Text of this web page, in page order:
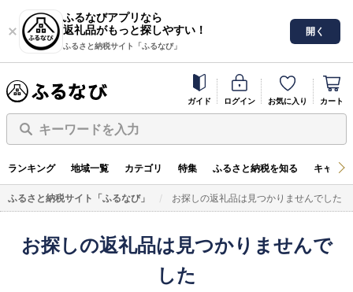
ふるなびアプリなら
返礼品がもっと探しやすい！
ふるさと納税サイト「ふるなび」
開く
ガイド ログイン お気に入り カート
キーワードを入力
ランキング 地域一覧 カテゴリ 特集 ふるさと納税を知る キャン
ふるさと納税サイト「ふるなび」 お探しの返礼品は見つかりませんでした
お探しの返礼品は見つかりませんで
した